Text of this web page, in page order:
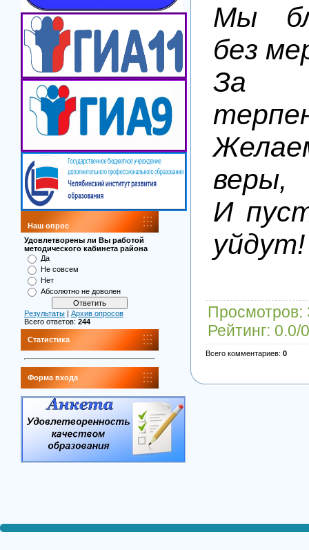
Наш опрос
Удовлетворены ли Вы работой
методического кабинета района
Да
Не совсем
Нет
Абсолютно не доволен
Результаты
Архив опросов
Всего ответов: 244
Статистика
Форма входа
Мы
без
За
веры,
И
уйдут!
Просмотров:
Рейтинг: 0.0/0
Всего комментариев: 0